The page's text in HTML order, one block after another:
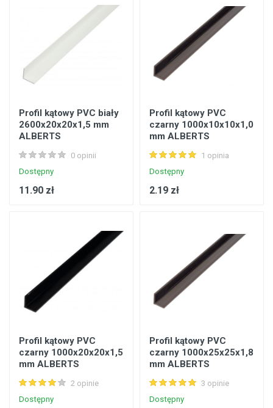
Profil kątowy PVC biały
2600x20x20x1,5 mm
ALBERTS
0 opinii
Dostępny
11.90 zł
Profil kątowy PVC
czarny 1000x10x10x1,0
mm ALBERTS
1 opinia
Dostępny
2.19 zł
Profil kątowy PVC
czarny 1000x20x20x1,5
mm ALBERTS
2 opinie
Dostępny
Profil kątowy PVC
czarny 1000x25x25x1,8
mm ALBERTS
3 opinie
Dostępny